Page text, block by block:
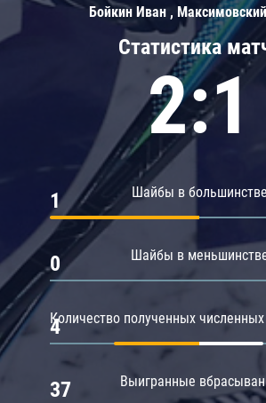
Статистика
2:1
Шайбы в большинстве
1
Шайбы в
0
Количество полученных
4
Выигранные
37
Бойкин Иван ,